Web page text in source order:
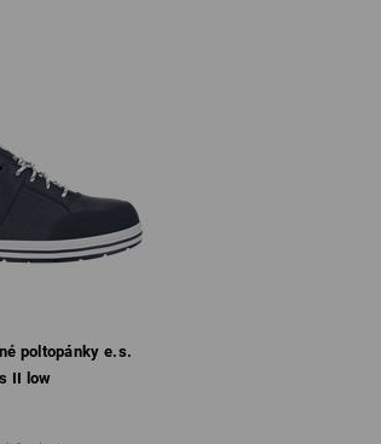
účinne
poltopánky e.s.
II low